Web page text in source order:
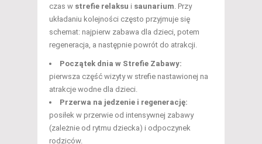
czas w strefie relaksu i saunarium . Przy
układaniu kolejności często przyjmuje się
schemat: najpierw zabawa dla dzieci, potem
regeneracja, a następnie powrót do atrakcji.
Początek dnia w Strefie Zabawy:
pierwsza część wizyty w strefie nastawionej na
atrakcje wodne dla dzieci.
Przerwa na jedzenie i regenerację:
posiłek w przerwie od intensywnej zabawy
(zależnie od rytmu dziecka) i odpoczynek
rodziców.